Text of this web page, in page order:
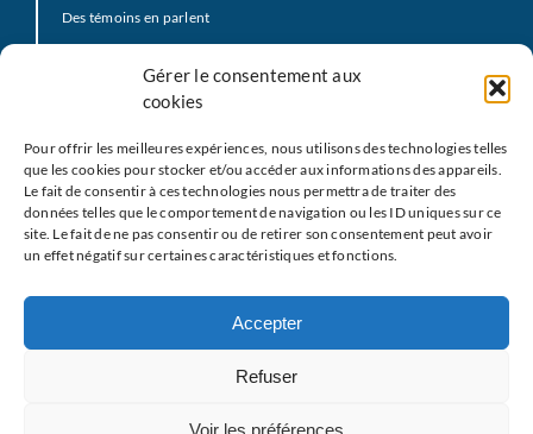
Gérer le consentement aux
cookies
Pour offrir les meilleures expériences, nous utilisons des technologies telles
que les cookies pour stocker et/ou accéder aux informations des appareils.
Le fait de consentir à ces technologies nous permettra de traiter des
données telles que le comportement de navigation ou les ID uniques sur ce
site. Le fait de ne pas consentir ou de retirer son consentement peut avoir
un effet négatif sur certaines caractéristiques et fonctions.
Accepter
Refuser
Voir les préférences
Des témoins en parlent
La Vidéo du Pape
Prier avec la Parole de Dieu
Prière Universelle